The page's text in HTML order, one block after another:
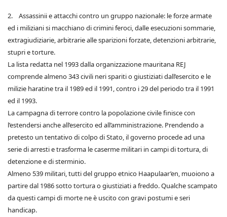
2. Assassinii e attacchi contro un gruppo nazionale: le forze armate
ed i miliziani si macchiano di crimini feroci, dalle esecuzioni sommarie,
extragiudiziarie, arbitrarie alle sparizioni forzate, detenzioni arbitrarie,
stupri e torture.
La lista redatta nel 1993 dalla organizzazione mauritana REJ
comprende almeno 343 civili neri spariti o giustiziati dall’esercito e le
milizie haratine tra il 1989 ed il 1991, contro i 29 del periodo tra il 1991
ed il 1993.
La campagna di terrore contro la popolazione civile finisce con
l’estendersi anche all’esercito ed all’amministrazione. Prendendo a
pretesto un tentativo di colpo di Stato, il governo procede ad una
serie di arresti e trasforma le caserme militari in campi di tortura, di
detenzione e di sterminio.
Almeno 539 militari, tutti del gruppo etnico Haapulaar’en, muoiono a
partire dal 1986 sotto tortura o giustiziati a freddo. Qualche scampato
da questi campi di morte ne è uscito con gravi postumi e seri
handicap.